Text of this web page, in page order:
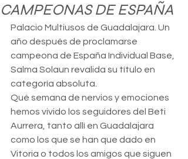
CAMPEONAS DE ESPAÑA
Palacio Multiusos de Guadalajara. Un
año después de proclamarse
campeona de España Individual Base,
Salma Solaun revalida su título en
categoría absoluta.
Qué semana de nervios y emociones
hemos vivido los seguidores del Beti
Aurrera, tanto allí en Guadalajara
como los que se han que dado en
Vitoria o todos los amigos que siguen